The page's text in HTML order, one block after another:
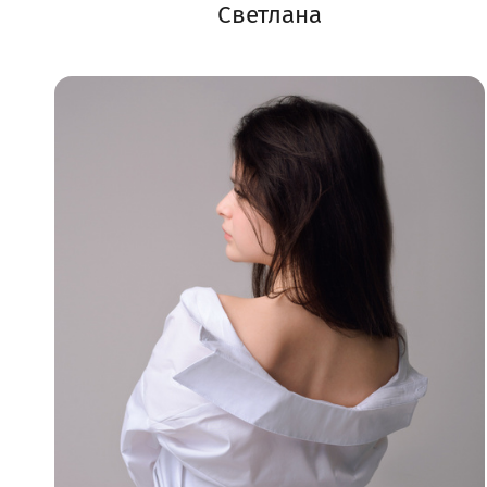
Светлана